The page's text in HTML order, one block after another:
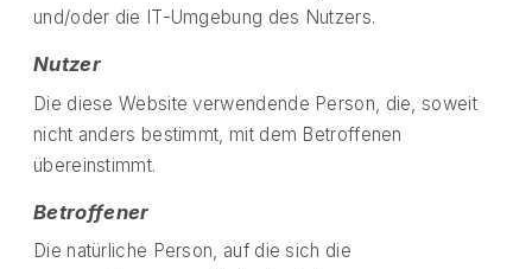
und/oder die IT-Umgebung des Nutzers.
Nutzer
Die diese Website verwendende Person, die, soweit
nicht anders bestimmt, mit dem Betroffenen
übereinstimmt.
Betroffener
Die natürliche Person, auf die sich die